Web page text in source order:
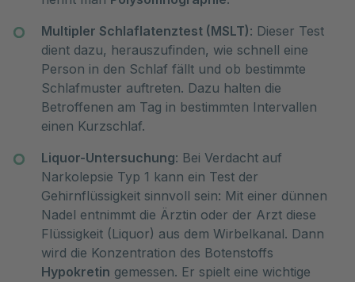
Multipler Schlaflatenztest (MSLT): Dieser Test
dient dazu, herauszufinden, wie schnell eine
Person in den Schlaf fällt und ob bestimmte
Schlafmuster auftreten. Dazu halten die
Betroffenen am Tag in bestimmten Intervallen
einen Kurzschlaf.
Liquor-Untersuchung: Bei Verdacht auf
Narkolepsie Typ 1 kann ein Test der
Gehirnflüssigkeit sinnvoll sein: Mit einer dünnen
Nadel entnimmt die Ärztin oder der Arzt diese
Flüssigkeit (Liquor) aus dem Wirbelkanal. Dann
wird die Konzentration des Botenstoffs
Hypokretin gemessen. Er spielt eine wichtige